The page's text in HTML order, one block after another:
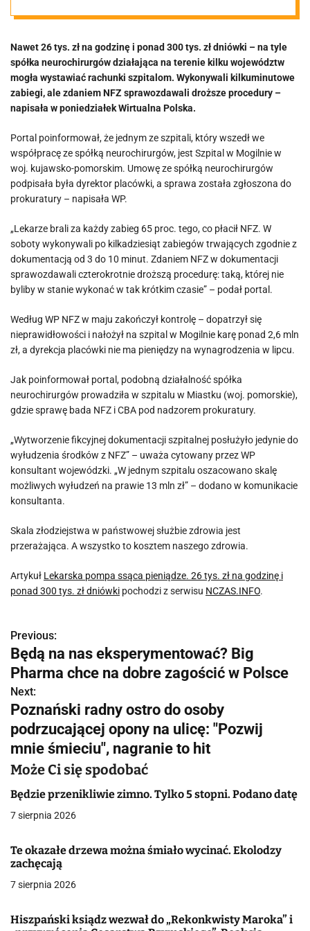
godzinę i ponad
300 tys. zł
dniówki
Nawet 26 tys. zł na godzinę i ponad 300 tys. zł dniówki – na tyle
spółka neurochirurgów działająca na terenie kilku województw
mogła wystawiać rachunki szpitalom. Wykonywali kilkuminutowe
zabiegi, ale zdaniem NFZ sprawozdawali droższe procedury –
napisała w poniedziałek Wirtualna Polska.
Portal poinformował, że jednym ze szpitali, który wszedł we
współpracę ze spółką neurochirurgów, jest Szpital w Mogilnie w
woj. kujawsko-pomorskim. Umowę ze spółką neurochirurgów
podpisała była dyrektor placówki, a sprawa została zgłoszona do
prokuratury – napisała WP.
„Lekarze brali za każdy zabieg 65 proc. tego, co płacił NFZ. W
soboty wykonywali po kilkadziesiąt zabiegów trwających zgodnie z
dokumentacją od 3 do 10 minut. Zdaniem NFZ w dokumentacji
sprawozdawali czterokrotnie droższą procedurę: taką, której nie
byliby w stanie wykonać w tak krótkim czasie” – podał portal.
Według WP NFZ w maju zakończył kontrolę – dopatrzył się
nieprawidłowości i nałożył na szpital w Mogilnie karę ponad 2,6 mln
zł, a dyrekcja placówki nie ma pieniędzy na wynagrodzenia w lipcu.
Jak poinformował portal, podobną działalność spółka
neurochirurgów prowadziła w szpitalu w Miastku (woj. pomorskie),
gdzie sprawę bada NFZ i CBA pod nadzorem prokuratury.
„Wytworzenie fikcyjnej dokumentacji szpitalnej posłużyło jedynie do
wyłudzenia środków z NFZ” – uważa cytowany przez WP
konsultant wojewódzki. „W jednym szpitalu oszacowano skalę
możliwych wyłudzeń na prawie 13 mln zł” – dodano w komunikacie
konsultanta.
Skala złodziejstwa w państwowej służbie zdrowia jest
przerażająca. A wszystko to kosztem naszego zdrowia.
Artykuł Lekarska pompa ssąca pieniądze. 26 tys. zł na godzinę i
ponad 300 tys. zł dniówki pochodzi z serwisu NCZAS.INFO.
N
a
w
i
g
a
c
j
a
w
Previous:
Będą na nas eksperymentować? Big
Pharma chce na dobre zagościć w Polsce
Next:
Poznański radny ostro do osoby
podrzucającej opony na ulicę: "Pozwij
mnie śmieciu", nagranie to hit
Może Ci się spodobać
Będzie przenikliwie zimno. Tylko 5 stopni. Podano datę
7 sierpnia 2026
Te okazałe drzewa można śmiało wycinać. Ekolodzy
zachęcają
7 sierpnia 2026
Hiszpański ksiądz wezwał do „Rekonkwisty Maroka” i